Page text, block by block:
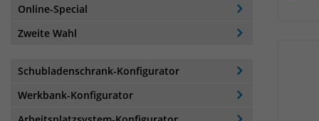
Online-Special
Zweite Wahl
Schubladenschrank-Konfigurator
Werkbank-Konfigurator